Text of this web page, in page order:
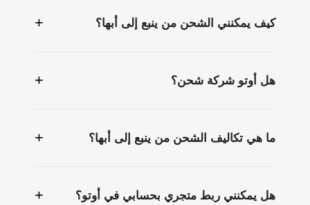
كيف يمكنني الشحن من ينبع إلى أبها؟ +
هل أوتو شركة شحن؟ +
ما هي تكاليف الشحن من ينبع إلى أبها؟ +
هل يمكنني ربط متجري بحسابي في أوتو؟ +